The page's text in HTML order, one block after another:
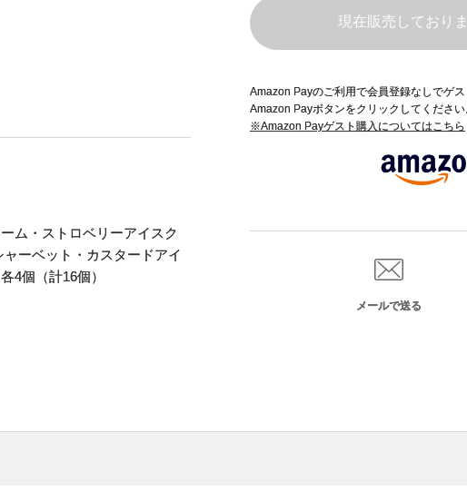
現在販売しており
Amazon Payのご利用で会員登録なしでゲ
Amazon Payボタンをクリックしてください
※Amazon Payゲスト購入についてはこちら
メールで送る
ム・ストロベリーアイスク
ャーベット・カスタードアイ
4個（計16個）